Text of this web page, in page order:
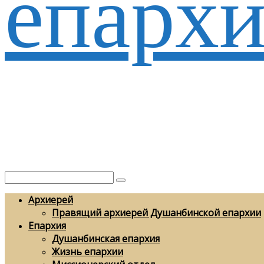
Архиерей
Правящий архиерей Душанбинской епархии
Епархия
Душанбинская епархия
Жизнь епархии